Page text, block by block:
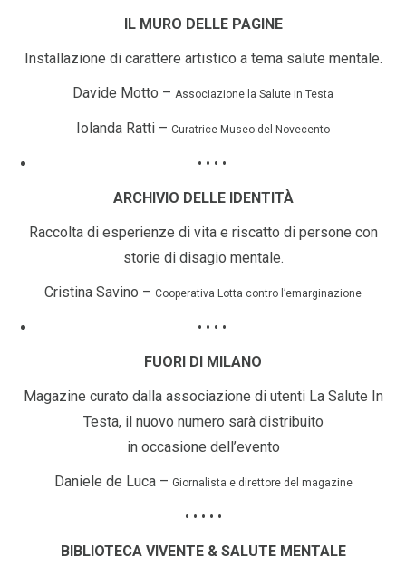
IL MURO DELLE PAGINE
Installazione di carattere artistico a tema salute mentale.
Davide Motto – Associazione la Salute in Testa
Iolanda Ratti – Curatrice Museo del Novecento
• • • •
ARCHIVIO DELLE IDENTITÀ
Raccolta di esperienze di vita e riscatto di persone con
storie di disagio mentale.
Cristina Savino – Cooperativa Lotta contro l’emarginazione
• • • •
FUORI DI
MILANO
Magazine curato dalla associazione di utenti La Salute In
Testa, il nuovo numero sarà distribuito
in occasione dell’evento
Daniele de Luca – Giornalista e direttore del magazine
• • • • •
BIBLIOTECA VIVENTE & SALUTE MENTALE